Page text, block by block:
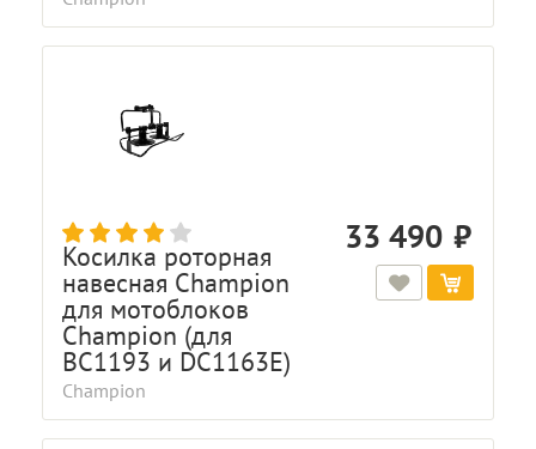
Косилка роторная
навесная Champion
для мотоблоков
Champion (для
BC1193 и DC1163E)
Champion
33 490